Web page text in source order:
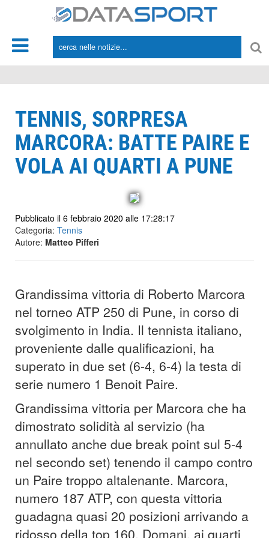
TENNIS, SORPRESA
MARCORA: BATTE PAIRE E
VOLA AI QUARTI A PUNE
Pubblicato il 6 febbraio 2020 alle 17:28:17
Categoria: Tennis
Autore: Matteo Pifferi
Grandissima vittoria di Roberto Marcora
nel torneo ATP 250 di Pune, in corso di
svolgimento in India. Il tennista italiano,
proveniente dalle qualificazioni, ha
superato in due set (6-4, 6-4) la testa di
serie numero 1 Benoit Paire.
Grandissima vittoria per Marcora che ha
dimostrato solidità al servizio (ha
annullato anche due break point sul 5-4
nel secondo set) tenendo il campo contro
un Paire troppo altalenante. Marcora,
numero 187 ATP, con questa vittoria
guadagna quasi 20 posizioni arrivando a
ridosso della top 160. Domani, ai quarti